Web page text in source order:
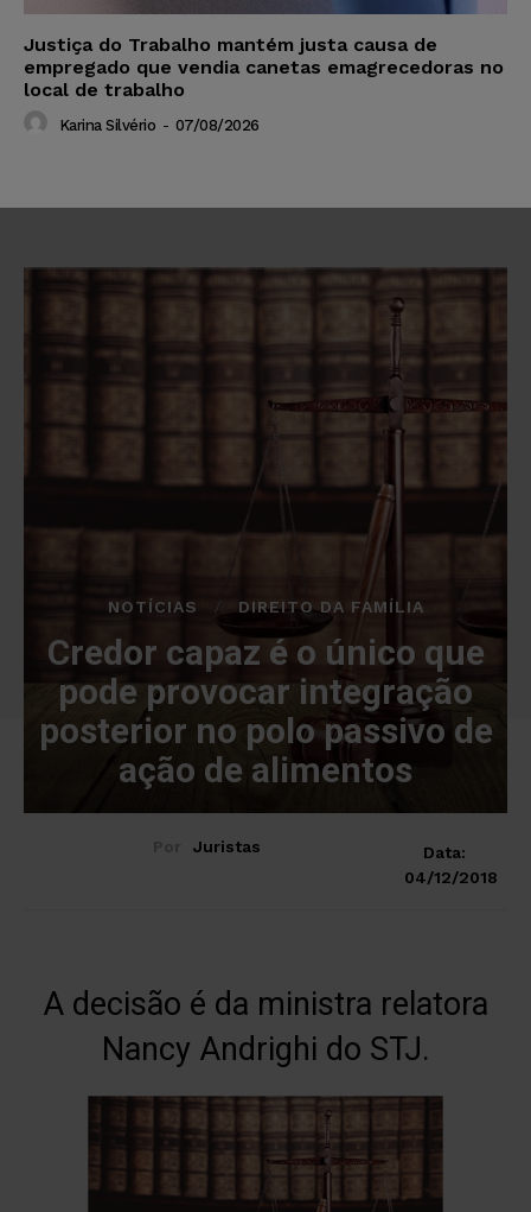
Justiça do Trabalho mantém justa causa de
empregado que vendia canetas emagrecedoras no
local de trabalho
Karina Silvério - 07/08/2026